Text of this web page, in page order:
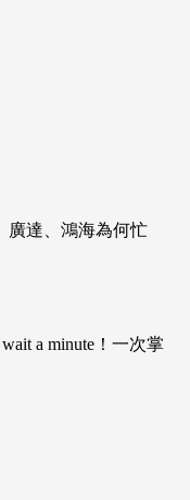
廣達、鴻海為何忙
a minute！一次掌